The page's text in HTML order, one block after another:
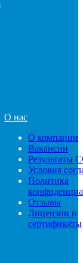
О нас
О компании
Вакансии
Результаты
Условия
Политика
Отзывы
Лицензии и
сертификаты